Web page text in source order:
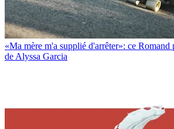
«Ma mère m'a supplié d'arrêter»: ce Romand
de Alyssa Garcia